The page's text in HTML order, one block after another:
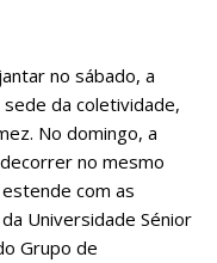
no sábado, a
da coletividade,
No domingo, a
no mesmo
com as
Universidade Sénior
Grupo de